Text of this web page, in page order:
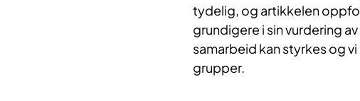
tydelig, og artikkelen
grundigere i sin vurdering
samarbeid kan styrkes og
grupper.